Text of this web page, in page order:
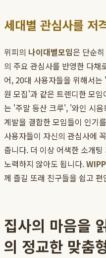
세대별 관심사를 저
위피의 나이대별모임은 단순
의 주요 관심사를 반영한 다채
어, 20대 사용자들을 위해서
원 모집'과 같은 트렌디한 모
는 '주말 등산 크루', '와인 시
계발을 결합한 모임들이 인기
사용자들이 자신의 관심사에
줍니다. 더 이상 어색한 소개
노력하지 않아도 됩니다.
께 즐길 또래 친구들을 쉽고
집사의 마음을
의 정교한 맞춤